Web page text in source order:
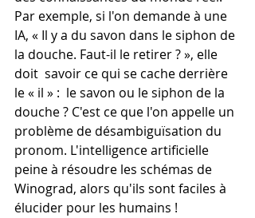
Par exemple, si l'on demande à une
IA, « Il y a du savon dans le siphon de
la douche. Faut-il le retirer ? », elle
doit  savoir ce qui se cache derrière
le « il » :  le savon ou le siphon de la
douche ? C'est ce que l'on appelle un
problème de désambiguïsation du
pronom. L'intelligence artificielle
peine à résoudre les schémas de
Winograd, alors qu'ils sont faciles à
élucider pour les humains !